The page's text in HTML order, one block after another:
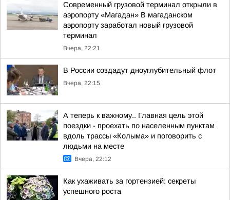
Современный грузовой терминал открыли в
аэропорту «Магадан» В магаданском
аэропорту заработал новый грузовой
терминал
Вчера, 22:21
В России создадут дноуглубительный флот
Вчера, 22:15
А теперь к важному.. Главная цель этой
поездки - проехать по населенным пунктам
вдоль трассы «Колыма» и поговорить с
людьми на месте
Вчера, 22:12
Как ухаживать за гортензией: секреты
успешного роста